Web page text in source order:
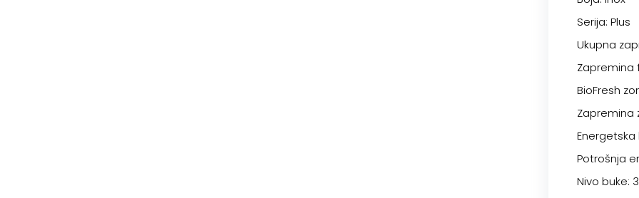
Serija: Plus
Ukupna
Zapremina
BioFresh
Zapremina
Energetska
Potrošnja
Nivo buke: